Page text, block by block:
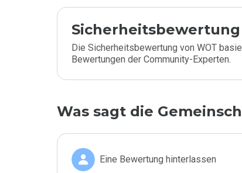
Die Sicherheitsbewertung von WOT
Bewertungen der Community-Experten.
Was sagt die
Eine Bewertung hinterlassen